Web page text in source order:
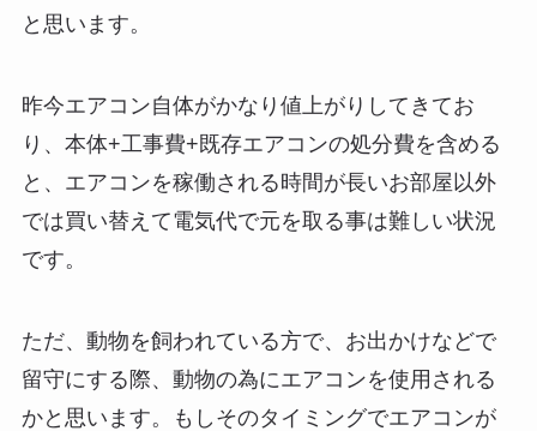
と思います。
昨今エアコン自体がかなり値上がりしてきてお
り、本体+工事費+既存エアコンの処分費を含める
と、エアコンを稼働される時間が長いお部屋以外
では買い替えて電気代で元を取る事は難しい状況
です。
ただ、動物を飼われている方で、お出かけなどで
留守にする際、動物の為にエアコンを使用される
かと思います。もしそのタイミングでエアコンが